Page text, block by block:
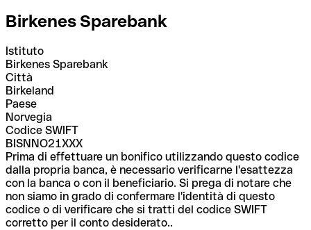
Birkenes Sparebank
Istituto
Birkenes Sparebank
Città
Birkeland
Paese
Norvegia
Codice SWIFT
BISNNO21XXX
Prima di effettuare un bonifico utilizzando questo codice
dalla propria banca, è necessario verificarne l'esattezza
con la banca o con il beneficiario. Si prega di notare che
non siamo in grado di confermare l'identità di questo
codice o di verificare che si tratti del codice SWIFT
corretto per il conto desiderato..